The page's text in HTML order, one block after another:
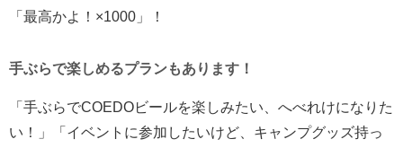
「最高かよ！×1000」！
手ぶらで楽しめるプランもあります！
「手ぶらでCOEDOビールを楽しみたい、へべれけになりた
い！」「イベントに参加したいけど、キャンプグッズ持っ